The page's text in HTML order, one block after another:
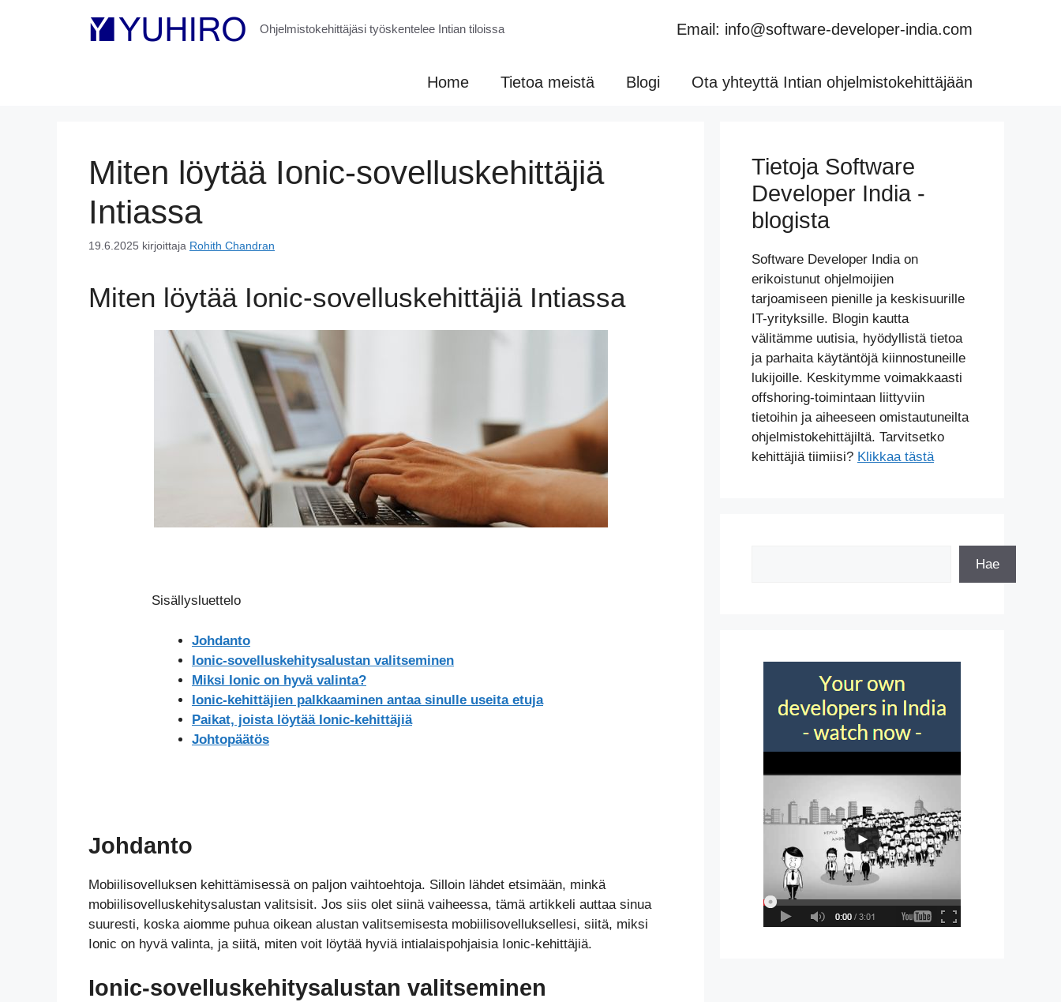
Ohjelmistokehittäjäsi työskentelee Intian tiloissa Email: info@software-developer-india.com
Home Tietoa meistä Blogi Ota yhteyttä Intian ohjelmistokehittäjään
Miten löytää Ionic-sovelluskehittäjiä
Intiassa
19.6.2025 kirjoittaja Rohith Chandran
Miten löytää Ionic-sovelluskehittäjiä Intiassa
Sisällysluettelo
Johdanto
Ionic-sovelluskehitysalustan valitseminen
Miksi Ionic on hyvä valinta?
Ionic-kehittäjien palkkaaminen antaa sinulle useita etuja
Paikat, joista löytää Ionic-kehittäjiä
Johtopäätös
Johdanto
Mobiilisovelluksen kehittämisessä on paljon vaihtoehtoja. Silloin lähdet etsimään, minkä
mobiilisovelluskehitysalustan valitsisit. Jos siis olet siinä vaiheessa, tämä artikkeli auttaa sinua
suuresti, koska aiomme puhua oikean alustan valitsemisesta mobiilisovelluksellesi, siitä, miksi
Ionic on hyvä valinta, ja siitä, miten voit löytää hyviä intialaispohjaisia Ionic-kehittäjiä.
Ionic-sovelluskehitysalustan valitseminen
Tietoja Software
Developer India -
blogista
Software Developer India on
erikoistunut ohjelmoijien
tarjoamiseen pienille ja keskisuurille
IT-yrityksille. Blogin kautta
välitämme uutisia, hyödyllistä tietoa
ja parhaita käytäntöjä kiinnostuneille
lukijoille. Keskitymme voimakkaasti
offshoring-toimintaan liittyviin
tietoihin ja aiheeseen omistautuneilta
ohjelmistokehittäjiltä. Tarvitsetko
kehittäjiä tiimiisi? Klikkaa tästä
Hae